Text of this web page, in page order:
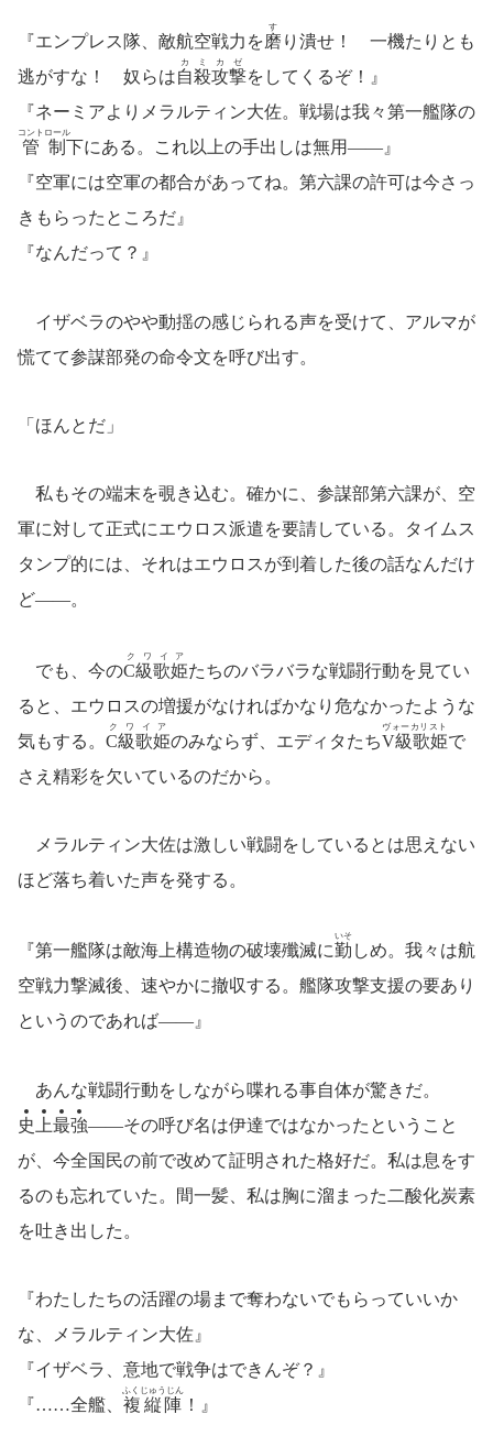
『エンプレス隊、敵航空戦力を磨
す
り潰せ！ 一機たりとも
逃がすな！ 奴らは自殺攻撃
カミカゼ
をしてくるぞ！』
『ネーミアよりメラルティン大佐。戦場は我々第一艦隊の
管制
コントロール
下にある。これ以上の手出しは無用――』
『空軍には空軍の都合があってね。第六課の許可は今さっ
きもらったところだ』
『なんだって？』
イザベラのやや動揺の感じられる声を受けて、アルマが
慌てて参謀部発の命令文を呼び出す。
「ほんとだ」
私もその端末を覗き込む。確かに、参謀部第六課が、空
軍に対して正式にエウロス派遣を要請している。タイムス
タンプ的には、それはエウロスが到着した後の話なんだけ
ど――。
でも、今のC級歌姫
クワイア
たちのバラバラな戦闘行動を見てい
ると、エウロスの増援がなければかなり危なかったような
気もする。 C級歌姫
クワイア
のみならず、エディタたちV級歌姫
ヴォーカリスト
で
さえ精彩を欠いているのだから。
メラルティン大佐は激しい戦闘をしているとは思えない
ほど落ち着いた声を発する。
『第一艦隊は敵海上構造物の破壊殲滅に勤
いそ
しめ。我々は航
空戦力撃滅後、速やかに撤収する。艦隊攻撃支援の要あり
というのであれば――』
あんな戦闘行動をしながら喋れる事自体が驚きだ。
史 上最強――その呼び名は伊達ではなかったということ
が、今全国民の前で改めて証明された格好だ。私は息をす
るのも忘れていた。間一髪、私は胸に溜まった二酸化炭素
を吐き出した。
『わたしたちの活躍の場まで奪わないでもらっていいか
な、メラルティン大佐』
『イザベラ、意地で戦争はできんぞ？』
『……全艦、 複縦陣
ふくじゅうじん
！』